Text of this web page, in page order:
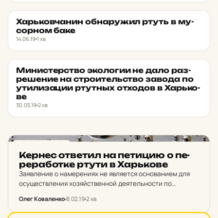
НОВИНИ ХАРКОВА ★ ОБРАНЕ
Харь­ков­ча­нин об­на­ру­жил ртуть в му­
сор­ном баке
14.06.19 1 хв
НОВИНИ ХАРКОВА ★ ОБРАНЕ
Ми­нис­тер­ство эко­ло­гии не дало раз­
ре­ше­ние на стро­и­тель­ство завода по
ути­ли­за­ции ртутных от­хо­дов в Харь­ко­
ве
30.05.19 2 хв
Кернес от­ве­тил на пе­ти­цию о пе­
ре­ра­бот­ке ртути в Харь­ко­ве
Заявление о намерениях не является основанием для
осуществления хозяйственной деятельности по
Олег Коваленко8.02.192 хв